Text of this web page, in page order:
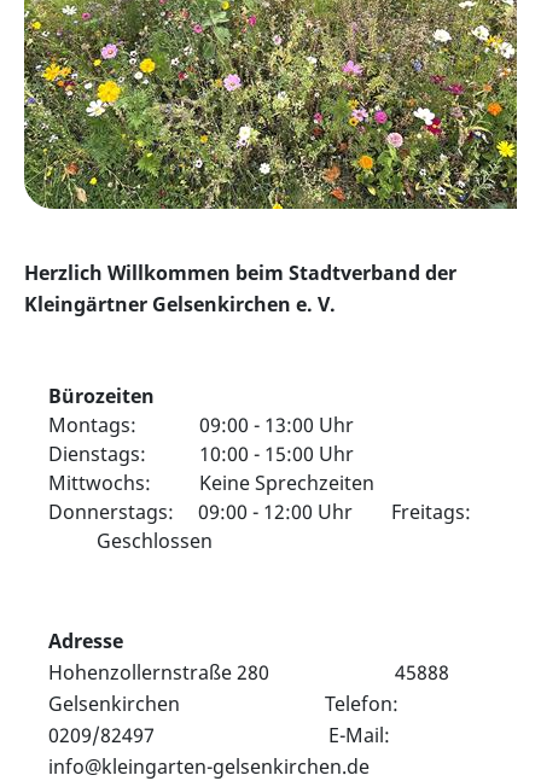
Herzlich Willkommen beim Stadtverband der
Kleingärtner Gelsenkirchen e. V.
Bürozeiten
Montags: 09:00 - 13:00 Uhr
Dienstags: 10:00 - 15:00 Uhr
Mittwochs: Keine Sprechzeiten
Donnerstags: 09:00 - 12:00 Uhr Freitags:
Geschlossen
Adresse
Hohenzollernstraße 280 45888
Gelsenkirchen Telefon:
0209/82497 E-Mail:
info@kleingarten-gelsenkirchen.de